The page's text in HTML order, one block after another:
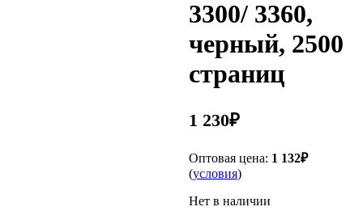
3300/ 3360,
черный, 2500
страниц
1 230₽
Оптовая цена: 1 132₽
(условия)
Нет в наличии